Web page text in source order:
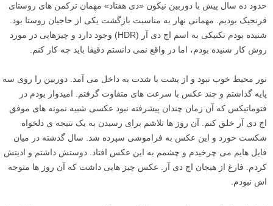
حدود ده سال پیش با دوربین نیکون «دی هفتاد» مهمان ترکمن های روستای
قرنجیک بودیم. مهمانی نهار به مناسبت بازگشت یکی از حاجیان روستا بود.
شنیده بودم تکنیکی به اسم اچ دی آر (HDR) وجود دارد و چیزهایی در مورد
روش کار شنیده بودم، اما در واقع نمی دانستم دقیقا باید چه کار کنم.
نور محیط خوب نبود و از پشت با شدت به داخل می آمد. دوربین را روی سه
پایه گذاشتم و چند عکس با سرعت های متفاوت گرفتم. امیدوار بودم در
فتوماتیکس که آن زمان چندان پیشرفته نبود عکسی شبیه نمونه های موفق
اچ دی آر خلق کنم. آن روز ها تلاشم برای رسیدن به یک نتیجه ی دلخواه
شکست خورد و این عکس به فراموشی سپرده شد. سال گذشته در میان
فایل هایم می چرخیدم و چشمم به این عکس افتاد. دوستش داشتم و ادیتش
کردم. فارغ از هیجان اچ دی آر. عکس چیز هایی داشت که آن روز ها متوجه
اش نبودم.